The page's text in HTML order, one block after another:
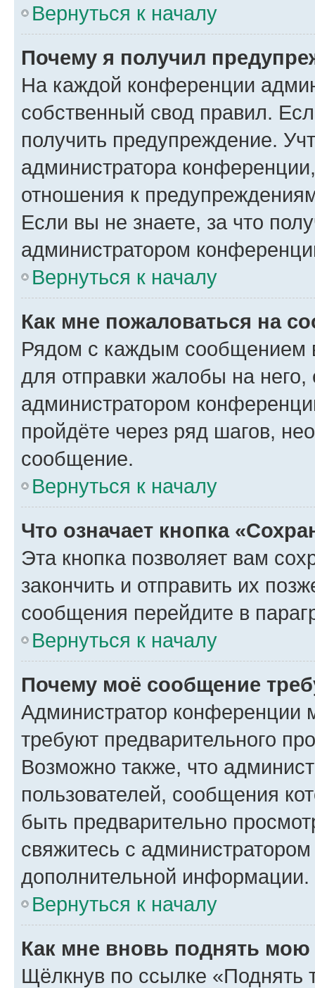
Вернуться к началу
Почему я получил
На каждой конференции
собственный свод правил.
получить предупреждение.
администратора
отношения к
Если вы не знаете, за что
администратором
Вернуться к началу
Как мне пожаловаться на
Рядом с каждым сообщением
для отправки жалобы на
администратором
пройдёте через ряд шагов,
сообщение.
Вернуться к началу
Что означает кнопка
Эта кнопка позволяет вам
закончить и отправить их
сообщения перейдите в
Вернуться к началу
Почему моё сообщение
Администратор конференции
требуют предварительного
Возможно также, что
пользователей, сообщения
быть предварительно
свяжитесь с
дополнительной информации.
Вернуться к началу
Как мне вновь поднять мою
Щёлкнув по ссылке «Поднять